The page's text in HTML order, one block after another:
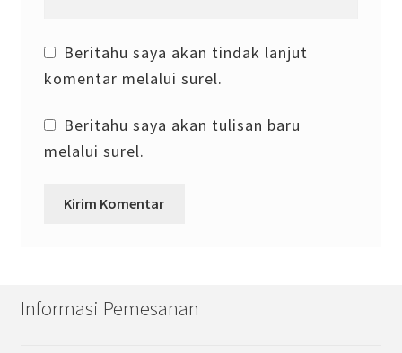
Beritahu saya akan tindak lanjut
komentar melalui surel.
Beritahu saya akan tulisan baru
melalui surel.
Informasi Pemesanan